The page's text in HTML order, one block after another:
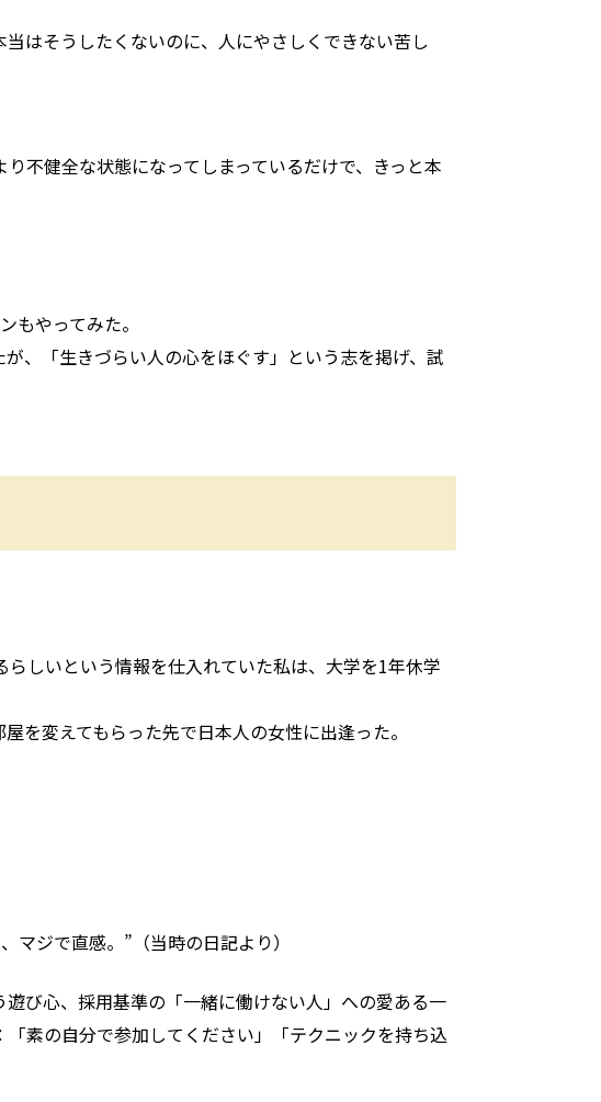
はそうしたくないのに、人にやさしくできない苦し
不健全な状態になってしまっているだけで、きっと本
もやってみた。
、「生きづらい人の心をほぐす」という志を掲げ、試
しいという情報を仕入れていた私は、大学を1年休学
を変えてもらった先で日本人の女性に出逢った。
マジで直感。”（当時の日記より）
び心、採用基準の「一緒に働けない人」への愛ある一
素の自分で参加してください」「テクニックを持ち込